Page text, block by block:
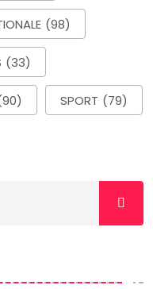
(98)
(33)
SPORT (79)